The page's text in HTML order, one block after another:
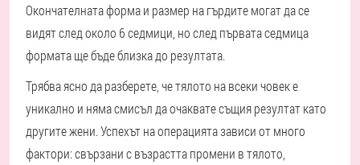
Окончателната форма и размер на гърдите могат да се
видят след около 6 седмици, но след първата седмица
формата ще бъде близка до резултата.
Трябва ясно да разберете, че тялото на всеки човек е
уникално и няма смисъл да очаквате същия резултат като
другите жени. Успехът на операцията зависи от много
фактори: свързани с възрастта промени в тялото,